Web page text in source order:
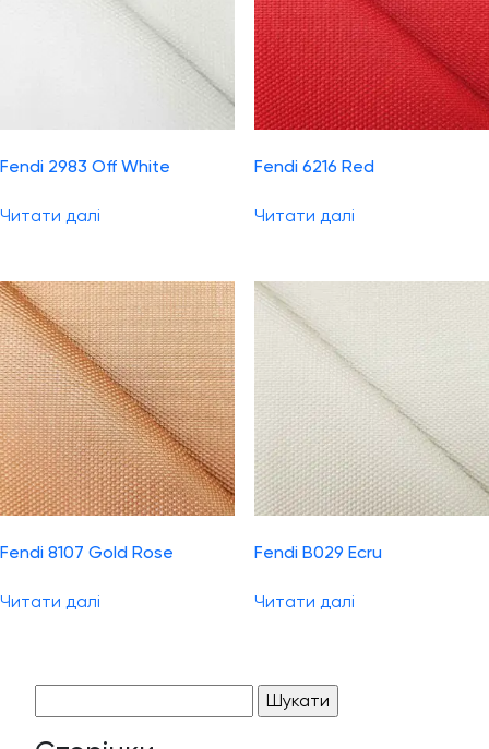
Fendi 2983 Off White
Читати далі
Fendi 6216 Red
Читати далі
Fendi 8107 Gold Rose
Читати далі
Fendi B029 Ecru
Читати далі